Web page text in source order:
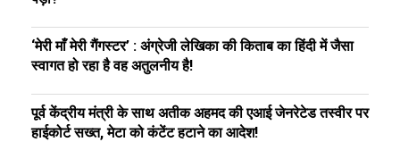
‘मेरी माँ मेरी गैंगस्टर’ : अंग्रेजी लेखिका की किताब का हिंदी में जैसा
स्वागत हो रहा है वह अतुलनीय है!
पूर्व केंद्रीय मंत्री के साथ अतीक अहमद की एआई जेनरेटेड तस्वीर पर
हाईकोर्ट सख्त, मेटा को कंटेंट हटाने का आदेश!